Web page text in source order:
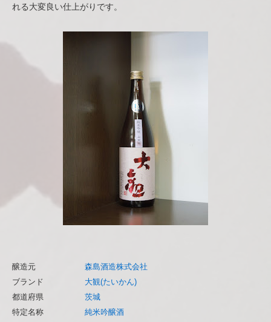
れる大変良い仕上がりです。
醸造元
森島酒造株式会社
ブランド
大観(たいかん)
都道府県
茨城
特定名称
純米吟醸酒